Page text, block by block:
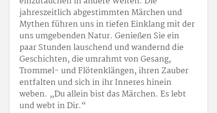
jahreszeitlich abgestimmten Märchen und
Mythen führen uns in tiefen Einklang mit der
uns umgebenden Natur. Genießen Sie ein
paar Stunden lauschend und wandernd die
Geschichten, die umrahmt von Gesang,
Trommel- und Flötenklängen, ihren Zauber
entfalten und sich in ihr Inneres hinein
weben. „Du allein bist das Märchen. Es lebt
und webt in Dir.“